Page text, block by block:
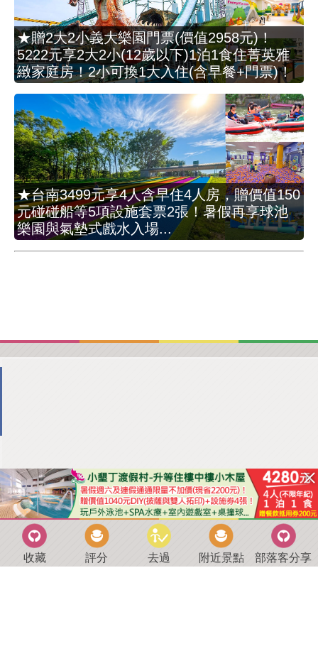
★贈2大2小義大樂園門票(價值2958元)！
5222元享2大2小(12歲以下)1泊1食住菁英雅
緻家庭房！2小可換1大入住(含早餐+門票)！
★台南3499元享4人含早住4人房，贈價值150
元碰碰船等5項設施套票2張！暑假再享球池
樂園與氣墊式戲水入場...
收藏 評分 去過 附近景點 部落客分享